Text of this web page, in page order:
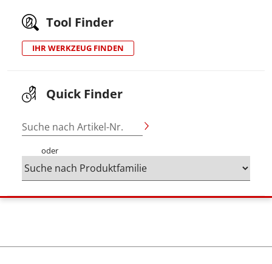
Tool Finder
IHR WERKZEUG FINDEN
Quick Finder
Suche nach Artikel-Nr.
oder